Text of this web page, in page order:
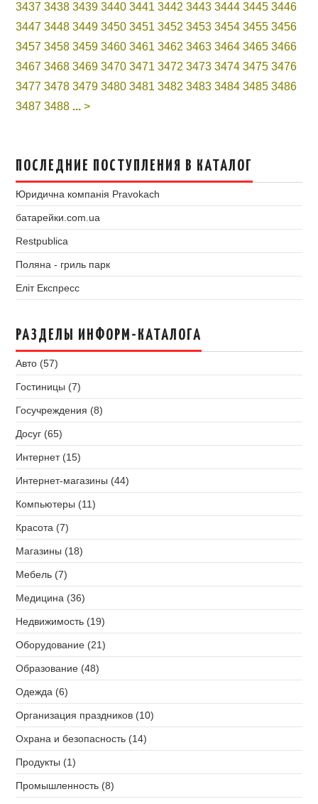
3437 3438 3439 3440 3441 3442 3443 3444 3445 3446
3447 3448 3449 3450 3451 3452 3453 3454 3455 3456
3457 3458 3459 3460 3461 3462 3463 3464 3465 3466
3467 3468 3469 3470 3471 3472 3473 3474 3475 3476
3477 3478 3479 3480 3481 3482 3483 3484 3485 3486
3487 3488 ... >
ПОСЛЕДНИЕ ПОСТУПЛЕНИЯ В КАТАЛОГ
Юридична компанія Pravokach
батарейки.com.ua
Restpublica
Поляна - гриль парк
Еліт Експресс
РАЗДЕЛЫ ИНФОРМ-КАТАЛОГА
Авто (57)
Гостиницы (7)
Госучреждения (8)
Досуг (65)
Интернет (15)
Интернет-магазины (44)
Компьютеры (11)
Красота (7)
Магазины (18)
Мебель (7)
Медицина (36)
Недвижимость (19)
Оборудование (21)
Образование (48)
Одежда (6)
Организация праздников (10)
Охрана и безопасность (14)
Продукты (1)
Промышленность (8)